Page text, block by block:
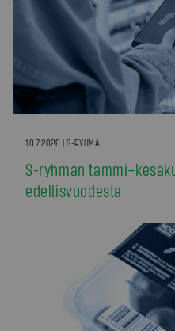
10.7.2026 | S-RYHMÄ
S-ryhmän
edellisvuodesta